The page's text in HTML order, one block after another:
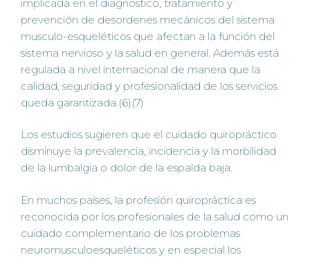
implicada en el diagnostico, tratamiento y
prevención de desordenes mecánicos del sistema
musculo-esqueléticos que afectan a la función del
sistema nervioso y la salud en general. Además está
regulada a nivel internacional de manera que la
calidad, seguridad y profesionalidad de los servicios
queda garantizada.(6)(7)
Los estudios sugieren que el cuidado quiropráctico
disminuye la prevalencia, incidencia y la morbilidad
de la lumbalgia o dolor de la espalda baja.
En muchos países, la profesión quiropráctica es
reconocida por los profesionales de la salud como un
cuidado complementario de los problemas
neuromusculoesqueléticos y en especial los